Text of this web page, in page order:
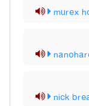
murex
nick